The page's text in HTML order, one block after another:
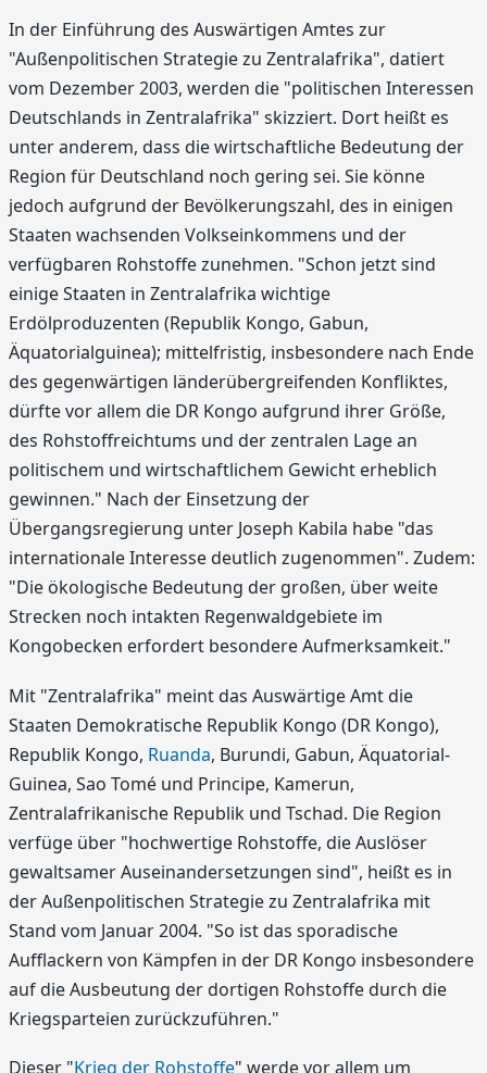
In der Einführung des Auswärtigen Amtes zur
"Außenpolitischen Strategie zu Zentralafrika", datiert
vom Dezember 2003, werden die "politischen Interessen
Deutschlands in Zentralafrika" skizziert. Dort heißt es
unter anderem, dass die wirtschaftliche Bedeutung der
Region für Deutschland noch gering sei. Sie könne
jedoch aufgrund der Bevölkerungszahl, des in einigen
Staaten wachsenden Volkseinkommens und der
verfügbaren Rohstoffe zunehmen. "Schon jetzt sind
einige Staaten in Zentralafrika wichtige
Erdölproduzenten (Republik Kongo, Gabun,
Äquatorialguinea); mittelfristig, insbesondere nach Ende
des gegenwärtigen länderübergreifenden Konfliktes,
dürfte vor allem die DR Kongo aufgrund ihrer Größe,
des Rohstoffreichtums und der zentralen Lage an
politischem und wirtschaftlichem Gewicht erheblich
gewinnen." Nach der Einsetzung der
Übergangsregierung unter Joseph Kabila habe "das
internationale Interesse deutlich zugenommen". Zudem:
"Die ökologische Bedeutung der großen, über weite
Strecken noch intakten Regenwaldgebiete im
Kongobecken erfordert besondere Aufmerksamkeit."
Mit "Zentralafrika" meint das Auswärtige Amt die
Staaten Demokratische Republik Kongo (DR Kongo),
Republik Kongo, Ruanda, Burundi, Gabun, Äquatorial-
Guinea, Sao Tomé und Principe, Kamerun,
Zentralafrikanische Republik und Tschad. Die Region
verfüge über "hochwertige Rohstoffe, die Auslöser
gewaltsamer Auseinandersetzungen sind", heißt es in
der Außenpolitischen Strategie zu Zentralafrika mit
Stand vom Januar 2004. "So ist das sporadische
Aufflackern von Kämpfen in der DR Kongo insbesondere
auf die Ausbeutung der dortigen Rohstoffe durch die
Kriegsparteien zurückzuführen."
Dieser "Krieg der Rohstoffe" werde vor allem um